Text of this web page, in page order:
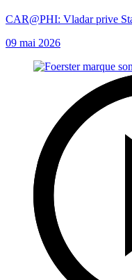
CAR@PHI: Vladar prive
09 mai 2026